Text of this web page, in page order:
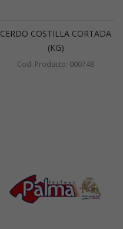
CERDO COSTILLA CORTADA
(KG)
Cod. Producto: 000748